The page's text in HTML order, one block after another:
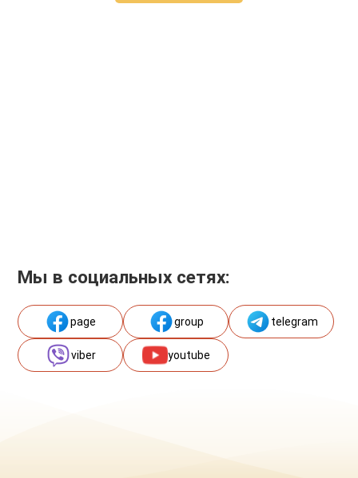
Мы в социальных сетях:
page group telegram
viber youtube